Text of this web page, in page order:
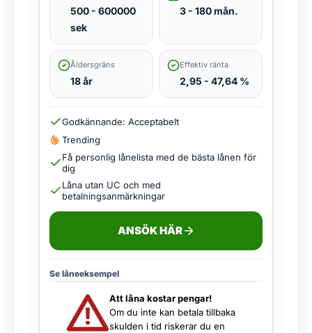
500 - 600000
sek
3 - 180 mån.
Åldersgräns
18 år
Effektiv ränta
2,95 - 47,64 %
Godkännande: Acceptabelt
Trending
Få personlig lånelista med de bästa lånen för
dig
Låna utan UC och med
betalningsanmärkningar
ANSÖK HÄR
Se låneeksempel
Att låna kostar pengar!
Om du inte kan betala tillbaka
skulden i tid riskerar du en